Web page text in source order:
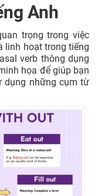
Anh
trọng trong việc
linh hoạt trong tiếng
verb thông dụng
họa để giúp bạn
dụng những cụm từ